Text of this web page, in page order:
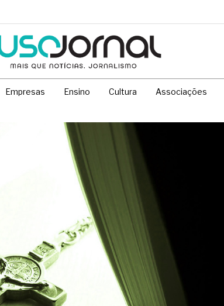
Empresas Ensino Cultura Associações